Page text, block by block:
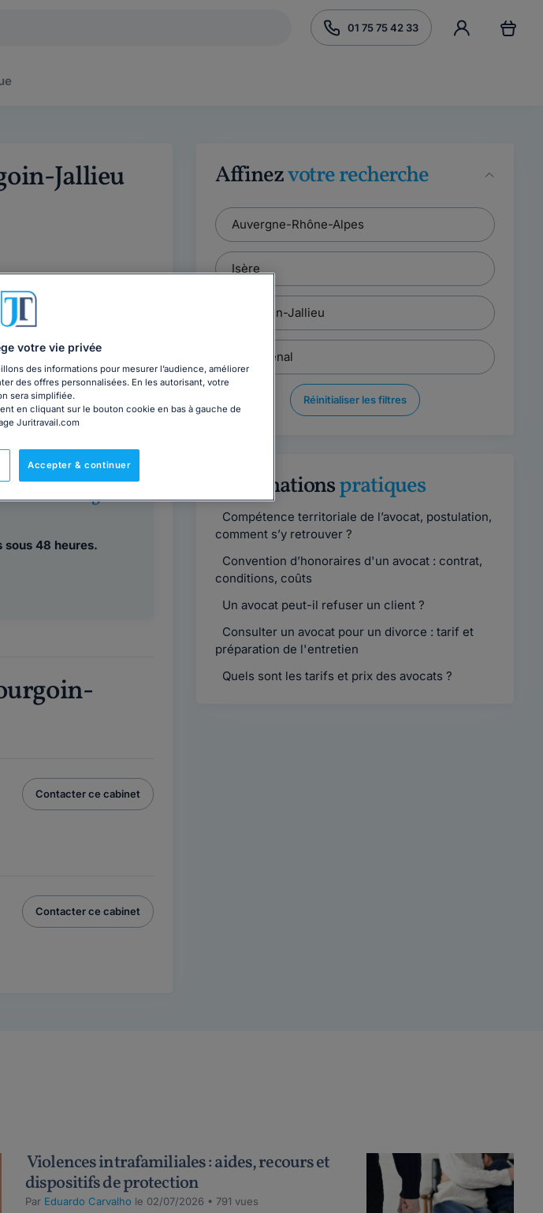
01 75 75 42 33
Jallieu
Contacter ce cabinet
à Bourgoin-
48 heures.
Contacter ce cabinet
Contacter ce cabinet
Affinezvotre recherche
Réinitialiser les filtres
Informationspratiques
Compétence territoriale de l’avocat, postulation,
comment s’y retrouver ?
Convention d’honoraires d'un avocat : contrat,
conditions, coûts
Un avocat peut-il refuser un client ?
Consulter un avocat pour un divorce : tarif et
préparation de l'entretien
Quels sont les tarifs et prix des avocats ?
Violences intrafamiliales : aides, recours et
dispositifs de protection
Par Eduardo Carvalho le 02/07/2026 • 791 vues
votre vie privée
des informations pour mesurer l’audience, améliorer
des offres personnalisées. En les autorisant, votre
sera simplifiée.
en cliquant sur le bouton cookie en bas à gauche de
Juritravail.com
Accepter & continuer